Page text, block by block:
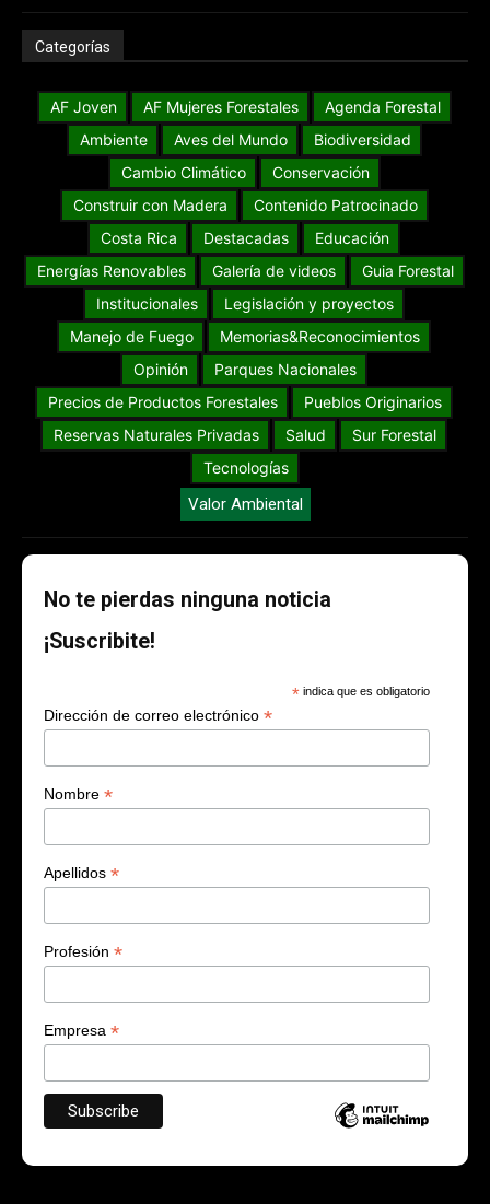
Categorías
AF Joven AF Mujeres Forestales
Agenda Forestal
Ambiente
Aves del Mundo
Biodiversidad
Cambio Climático
Conservación
Construir con Madera
Contenido Patrocinado
Costa Rica
Destacadas
Educación
Energías Renovables
Galería de videos
Guia Forestal
Institucionales
Legislación y proyectos
Manejo de Fuego
Memorias&Reconocimientos
Opinión
Parques Nacionales
Precios de Productos Forestales
Pueblos Originarios
Reservas Naturales Privadas
Salud
Sur Forestal
Tecnologías
Valor Ambiental
No te pierdas ninguna noticia
¡Suscribite!
* indica que es obligatorio
Dirección de correo electrónico *
Nombre *
Apellidos *
Profesión *
Empresa *